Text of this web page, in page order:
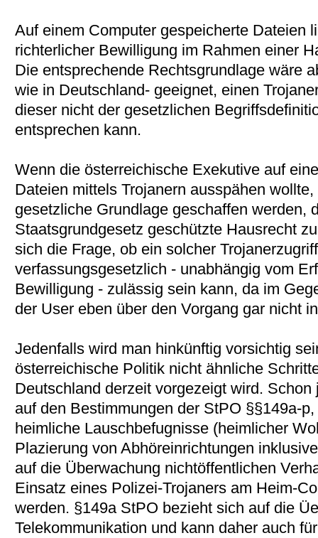
Auf einem Computer gespeicherte Dateien
richterlicher Bewilligung im Rahmen einer
Die entsprechende Rechtsgrundlage wäre
wie in Deutschland- geeignet, einen
dieser nicht der gesetzlichen
entsprechen kann.
Wenn die österreichische Exekutive auf
Dateien mittels Trojanern ausspähen
gesetzliche Grundlage geschaffen werden,
Staatsgrundgesetz geschützte Hausrecht
sich die Frage, ob ein solcher
verfassungsgesetzlich - unabhängig vom
Bewilligung - zulässig sein kann, da im
der User eben über den Vorgang gar nicht
Jedenfalls wird man hinkünftig vorsichtig
österreichische Politik nicht ähnliche
Deutschland derzeit vorgezeigt wird.
auf den Bestimmungen der StPO §§149a-
heimliche Lauschbefugnisse (heimlicher
Plazierung von Abhöreinrichtungen
auf die Überwachung nichtöffentlichen
Einsatz eines Polizei-Trojaners am Heim-
werden. §149a StPO bezieht sich auf die
Telekommunikation und kann daher auch